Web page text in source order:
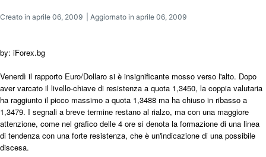
Creato in aprile 06, 2009 | Aggiornato in aprile 06, 2009
by: iForex.bg
Venerdì il rapporto Euro/Dollaro si è insignificante mosso verso l'alto. Dopo
aver varcato il livello-chiave di resistenza a quota 1,3450, la coppia valutaria
ha raggiunto il picco massimo a quota 1,3488 ma ha chiuso in ribasso a
1,3479. I segnali a breve termine restano al rialzo, ma con una maggiore
attenzione, come nel grafico delle 4 ore si denota la formazione di una linea
di tendenza con una forte resistenza, che è un'indicazione di una possibile
discesa.